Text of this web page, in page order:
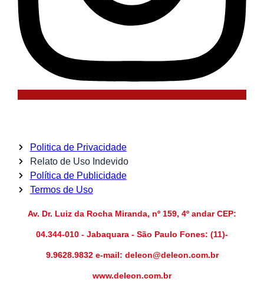
Politica de Privacidade
Relato de Uso Indevido
Política de Publicidade
Termos de Uso
Av. Dr. Luiz da Rocha Miranda, nº 159, 4º andar CEP:
04.344-010 - Jabaquara - São Paulo Fones: (11)-
9.9628.9832 e-mail: deleon@deleon.com.br
www.deleon.com.br